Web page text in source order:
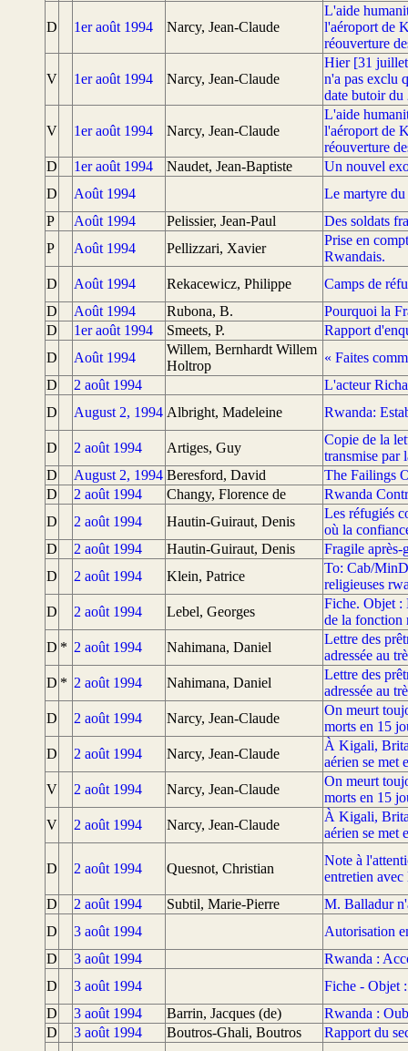
D 1er août 1994 Narcy, Jean-Claude
L'aide
l'aéroport de
réouverture
V 1er août 1994 Narcy, Jean-Claude
Hier [31
n'a pas exclu
date butoir du
V 1er août 1994 Narcy, Jean-Claude
L'aide
l'aéroport de
réouverture
D
1er août 1994 Naudet, Jean-Baptiste
Un nouvel
D
Août 1994
Le martyre
P
Août 1994 Pelissier, Jean-Paul
Des soldats
P
Août 1994 Pellizzari, Xavier
Prise en
Rwandais.
D
Août 1994 Rekacewicz, Philippe
Camps de
D
Août 1994 Rubona, B.
Pourquoi la
D
1er août 1994 Smeets, P.
Rapport
D
Août 1994
Willem, Bernhardt Willem
Holtrop
« Faites
D
2 août 1994
L'acteur
D
August 2, 1994 Albright, Madeleine Rwanda:
D 2 août 1994 Artiges, Guy
Copie de la
transmise par
D
August 2, 1994 Beresford, David
The Failings
D
2 août 1994 Changy, Florence de
Rwanda
D
2 août 1994 Hautin-Guiraut, Denis
Les réfugiés
où la
D
2 août 1994 Hautin-Guiraut, Denis
Fragile après-
D
2 août 1994 Klein, Patrice
To: Cab/
religieuses
D
2 août 1994 Lebel, Georges
Fiche. Objet :
de la fonction
D * 2 août 1994 Nahimana, Daniel
Lettre des
adressée au
D * 2 août 1994 Nahimana, Daniel
Lettre des
adressée au
D
2 août 1994 Narcy, Jean-Claude
On meurt
morts en 15
D
2 août 1994 Narcy, Jean-Claude
À Kigali,
aérien se met
V
2 août 1994 Narcy, Jean-Claude
On meurt
morts en 15
V
2 août 1994 Narcy, Jean-Claude
À Kigali,
aérien se met
D 2 août 1994 Quesnot, Christian
Note à
entretien
D
2 août 1994 Subtil, Marie-Pierre
M. Balladur
D
3 août 1994
Autorisation
D
3 août 1994
Rwanda :
D
3 août 1994
Fiche - Objet
D
3 août 1994 Barrin, Jacques (de)
Rwanda :
D
3 août 1994 Boutros-Ghali, Boutros Rapport du